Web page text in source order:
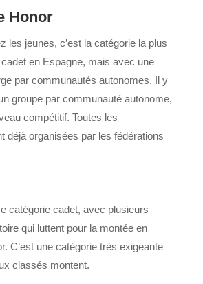
Honor
les jeunes, c’est la catégorie la plus
en Espagne, mais avec une
par communautés autonomes. Il y
groupe par communauté autonome,
compétitif. Toutes les
déjà organisées par les fédérations
catégorie cadet, avec plusieurs
qui luttent pour la montée en
C’est une catégorie très exigeante
classés montent.